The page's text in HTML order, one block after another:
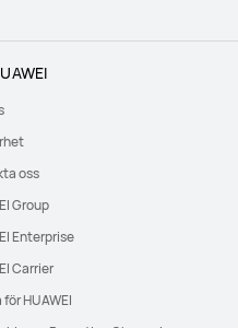
oss
Group
Enterprise
Carrier
HUAWEI